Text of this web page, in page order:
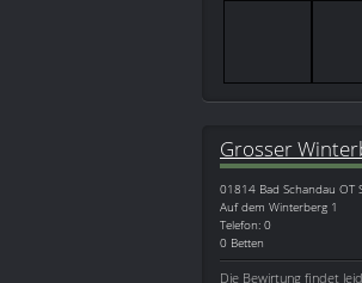
Grosser
01814 Bad Schandau OT
Auf dem Winterberg 1
Telefon: 0
0 Betten
Die Bewirtung findet